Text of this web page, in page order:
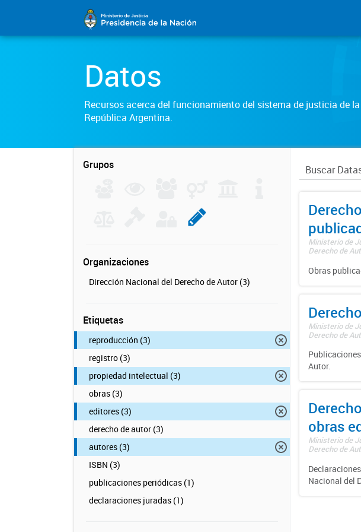
Datos
Recursos acerca del funcionamiento del sistema de justicia de la
República Argentina.
Grupos
Organizaciones
Dirección Nacional del Derecho de Autor (3)
Etiquetas
reproducción (3)
registro (3)
propiedad intelectual (3)
obras (3)
editores (3)
derecho de autor (3)
autores (3)
ISBN (3)
publicaciones periódicas (1)
declaraciones juradas (1)
Ministerio de
Derecho de
Obras
Ministerio de
Derecho de
Autor.
obras
Ministerio de
Derecho de
Nacional del